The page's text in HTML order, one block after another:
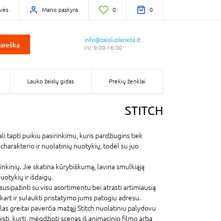
Mano paskyra 0 0
info@zaisluplaneta.lt
I-V: 9:00-16:00
Lauko žaislų gidas Prekių ženklai
STITCH
tapti puikiu pasirinkimu, kuris pardžiugins tiek
ir nuolatinių nuotykių, todėl su juo
Jie skatina kūrybiškumą, lavina smulkiąją
ir išdaigų.
su visu asortimentu bei atrasti artimiausią
ir sulaukti pristatymo jums patogiu adresu.
greitai paverčia mažąjį Stitch nuolatiniu palydovu
kurti, mėgdžioti scenas iš animacinio filmo arba